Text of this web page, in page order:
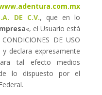
DE C.V., que en lo
«, el Usuario está
DE USO
declara expresamente
tal efecto medios
lo dispuesto por el